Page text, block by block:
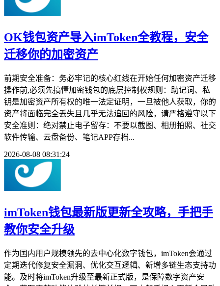
OK钱包资产导入imToken全教程，安全
迁移你的加密资产
前期安全准备：务必牢记的核心红线在开始任何加密资产迁移
操作前,必须先搞懂加密钱包的底层控制权规则：助记词、私
钥是加密资产所有权的唯一法定证明，一旦被他人获取，你的
资产将面临完全丢失且几乎无法追回的风险，请严格遵守以下
安全准则：绝对禁止电子留存：不要以截图、相册拍照、社交
软件传输、云盘备份、笔记APP存档...
2026-08-08 08:31:24
imToken钱包最新版更新全攻略，手把手
教你安全升级
作为国内用户规模领先的去中心化数字钱包，imToken会通过
定期迭代修复安全漏洞、优化交互逻辑、新增多链生态支持功
能。及时将imToken升级至最新正式版，是保障数字资产安